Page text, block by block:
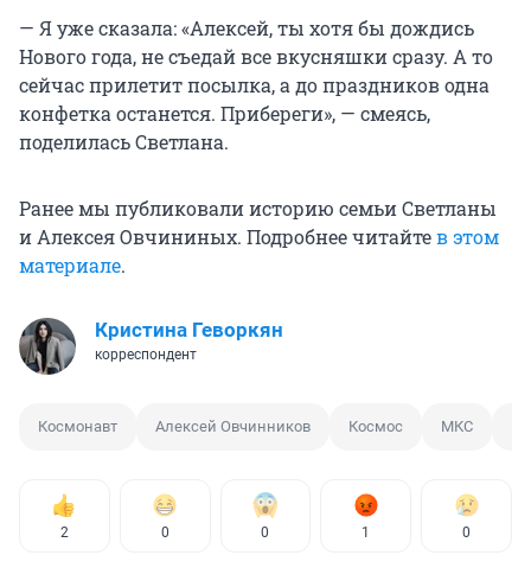
— Я уже сказала: «Алексей, ты хотя бы дождись
Нового года, не съедай все вкусняшки сразу. А то
сейчас прилетит посылка, а до праздников одна
конфетка останется. Прибереги», — смеясь,
поделилась Светлана.
Ранее мы публиковали историю семьи Светланы
и Алексея Овчининых. Подробнее читайтев этом
материале.
Кристина Геворкян
корреспондент
Космонавт Алексей Овчинников Космос МКС
2 0 0 1 0